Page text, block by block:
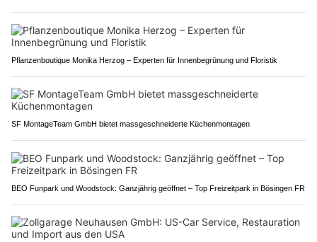
Pflanzenboutique Monika Herzog – Experten für Innenbegrünung und Floristik
SF MontageTeam GmbH bietet massgeschneiderte Küchenmontagen
BEO Funpark und Woodstock: Ganzjährig geöffnet – Top Freizeitpark in Bösingen FR